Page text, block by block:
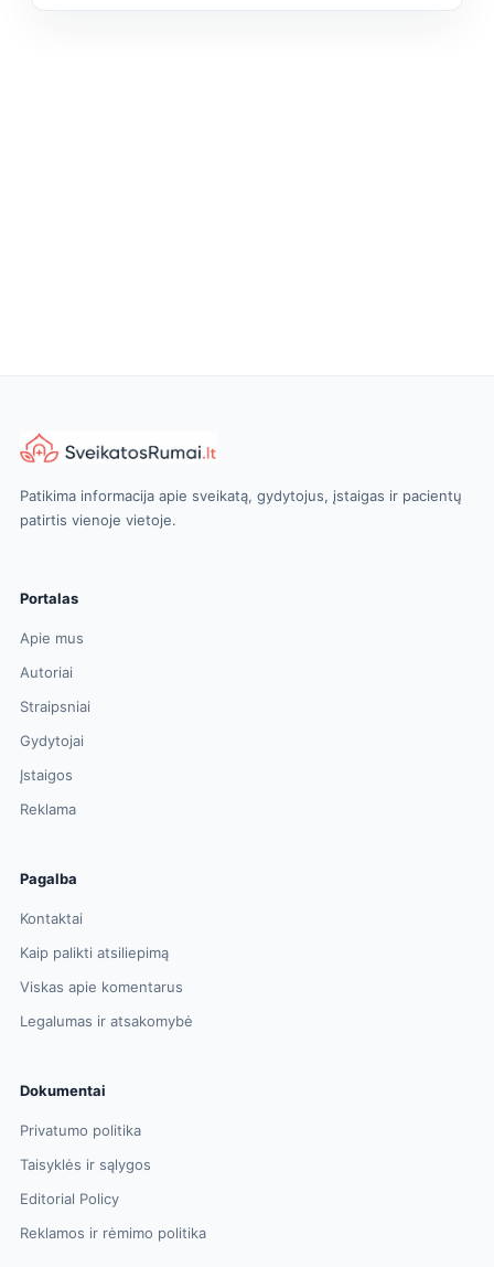
Patikima informacija apie sveikatą, gydytojus, įstaigas ir pacientų
patirtis vienoje vietoje.
Portalas
Apie mus
Autoriai
Straipsniai
Gydytojai
Įstaigos
Reklama
Pagalba
Kontaktai
Kaip palikti atsiliepimą
Viskas apie komentarus
Legalumas ir atsakomybė
Dokumentai
Privatumo politika
Taisyklės ir sąlygos
Editorial Policy
Reklamos ir rėmimo politika